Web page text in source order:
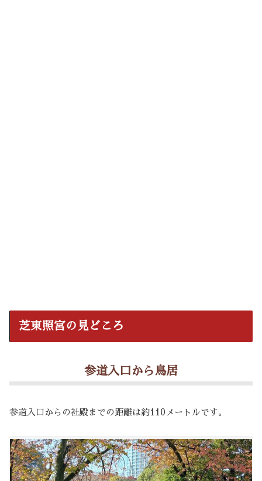
芝東照宮の見どころ
参道入口から鳥居
参道入口からの社殿までの距離は約110メートルです。